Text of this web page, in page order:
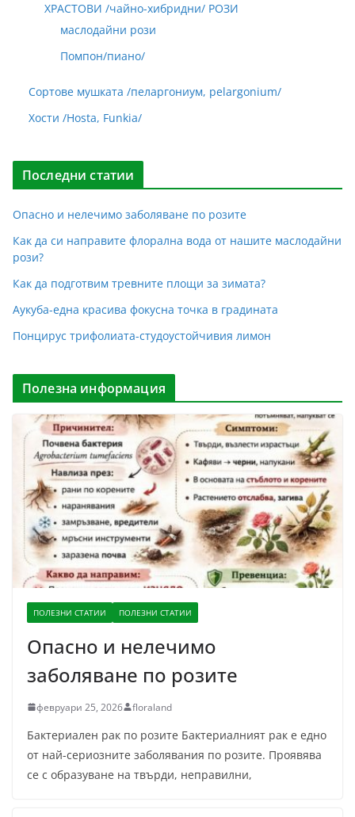
ХРАСТОВИ /чайно-хибридни/ РОЗИ
маслодайни рози
Помпон/пиано/
Сортове мушката /пеларгониум, pelargonium/
Хости /Hosta, Funkia/
Последни статии
Опасно и нелечимо заболяване по розите
Как да си направите флорална вода от нашите маслодайни
рози?
Как да подготвим тревните площи за зимата?
Аукуба-една красива фокусна точка в градината
Понцирус трифолиата-студоустойчивия лимон
Полезна информация
ПОЛЕЗНИ СТАТИИ ПОЛЕЗНИ СТАТИИ
Опасно и нелечимо
заболяване по розите
февруари 25, 2026 floraland
Бактериален рак по розите Бактериалният рак е едно
от най-сериозните заболявания по розите. Проявява
се с образуване на твърди, неправилни,